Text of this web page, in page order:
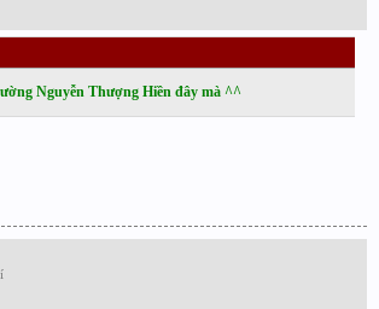
Nguyễn Thượng Hiền đây mà ^^